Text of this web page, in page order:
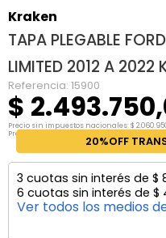
5. chevrolet
Kraken
TAPA PLEGABLE
LIMITED 2012 A 2022
Referencia: 15900
$ 2.493.750,
Precio sin impuestos nacionales:$ 2.060.
Precio por unidad:
20%OFF
3 cuotas sin interés de $
6 cuotas sin interés de $
Ver todos los medios